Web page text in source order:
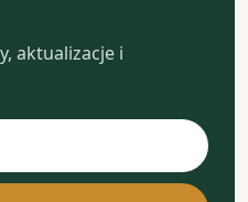
aktualizacje i